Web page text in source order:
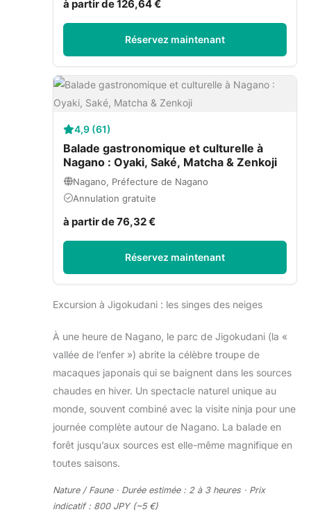
à partir de 126,64 €
Réservez maintenant
4,9 (61)
Balade gastronomique et culturelle à
Nagano : Oyaki, Saké, Matcha & Zenkoji
Nagano, Préfecture de Nagano
Annulation gratuite
à partir de 76,32 €
Réservez maintenant
Excursion à Jigokudani : les singes des neiges
À une heure de Nagano, le parc de Jigokudani (la «
vallée de l’enfer ») abrite la célèbre troupe de
macaques japonais qui se baignent dans les sources
chaudes en hiver. Un spectacle naturel unique au
monde, souvent combiné avec la visite ninja pour une
journée complète autour de Nagano. La balade en
forêt jusqu’aux sources est elle-même magnifique en
toutes saisons.
Nature / Faune · Durée estimée : 2 à 3 heures · Prix
indicatif : 800 JPY (~5 €)